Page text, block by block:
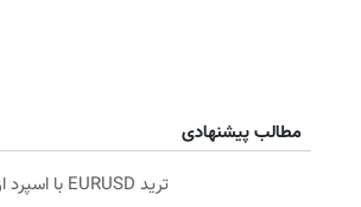
مطالب پیشنهادی
ترید EURUSD با اسپرد از صفر پیپ